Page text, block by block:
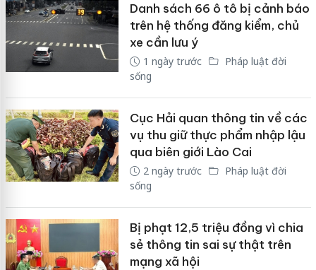
Danh sách 66 ô tô bị cảnh báo
trên hệ thống đăng kiểm, chủ
xe cần lưu ý
1 ngày trước
Pháp luật đời
sống
Cục Hải quan thông tin về các
vụ thu giữ thực phẩm nhập lậu
qua biên giới Lào Cai
2 ngày trước
Pháp luật đời
sống
Bị phạt 12,5 triệu đồng vì chia
sẻ thông tin sai sự thật trên
mạng xã hội